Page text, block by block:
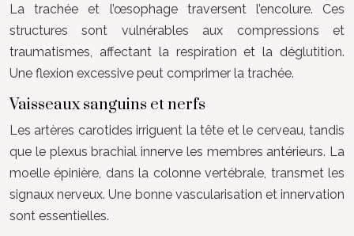
La trachée et l’œsophage traversent l’encolure. Ces
structures sont vulnérables aux compressions et
traumatismes, affectant la respiration et la déglutition.
Une flexion excessive peut comprimer la trachée.
Vaisseaux sanguins et nerfs
Les artères carotides irriguent la tête et le cerveau, tandis
que le plexus brachial innerve les membres antérieurs. La
moelle épinière, dans la colonne vertébrale, transmet les
signaux nerveux. Une bonne vascularisation et innervation
sont essentielles.